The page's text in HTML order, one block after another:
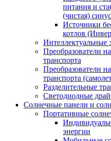
питания и
(чистая)
Источники
котлов
Интеллектуальные
Преобразователи
транспорта
Преобразователи
транспорта
Разделительные
Светодиодные
Солнечные панели и
Портативные
энергии